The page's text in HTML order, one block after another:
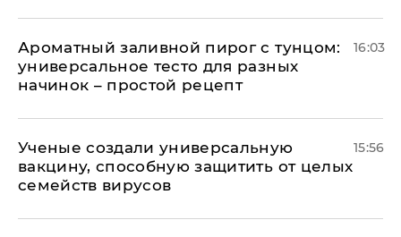
Ароматный заливной пирог с тунцом:
универсальное тесто для разных
начинок – простой рецепт
16:03
Ученые создали универсальную
вакцину, способную защитить от целых
семейств вирусов
15:56